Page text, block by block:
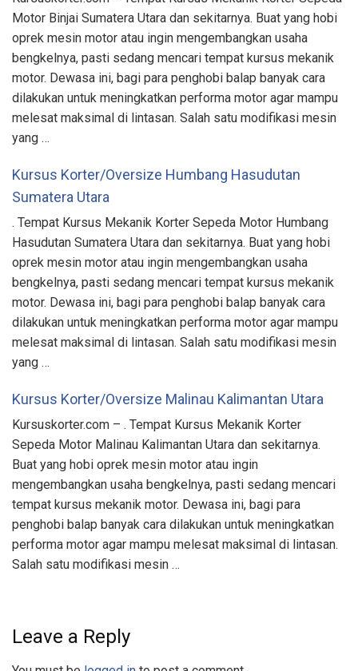
Motor Binjai Sumatera Utara dan sekitarnya. Buat yang hobi
oprek mesin motor atau ingin mengembangkan usaha
bengkelnya, pasti sedang mencari tempat kursus mekanik
motor. Dewasa ini, bagi para penghobi balap banyak cara
dilakukan untuk meningkatkan performa motor agar mampu
melesat maksimal di lintasan. Salah satu modifikasi mesin
yang …
Kursus Korter/Oversize Humbang Hasudutan
Sumatera Utara
. Tempat Kursus Mekanik Korter Sepeda Motor Humbang
Hasudutan Sumatera Utara dan sekitarnya. Buat yang hobi
oprek mesin motor atau ingin mengembangkan usaha
bengkelnya, pasti sedang mencari tempat kursus mekanik
motor. Dewasa ini, bagi para penghobi balap banyak cara
dilakukan untuk meningkatkan performa motor agar mampu
melesat maksimal di lintasan. Salah satu modifikasi mesin
yang …
Kursus Korter/Oversize Malinau Kalimantan Utara
Kursuskorter.com – . Tempat Kursus Mekanik Korter
Sepeda Motor Malinau Kalimantan Utara dan sekitarnya.
Buat yang hobi oprek mesin motor atau ingin
mengembangkan usaha bengkelnya, pasti sedang mencari
tempat kursus mekanik motor. Dewasa ini, bagi para
penghobi balap banyak cara dilakukan untuk meningkatkan
performa motor agar mampu melesat maksimal di lintasan.
Salah satu modifikasi mesin …
Leave a Reply